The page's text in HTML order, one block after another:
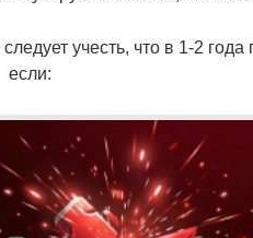
учесть, что в 1-2
если: